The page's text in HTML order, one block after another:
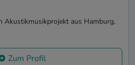
Akustikmusikprojekt aus Hamburg,
Zum Profil